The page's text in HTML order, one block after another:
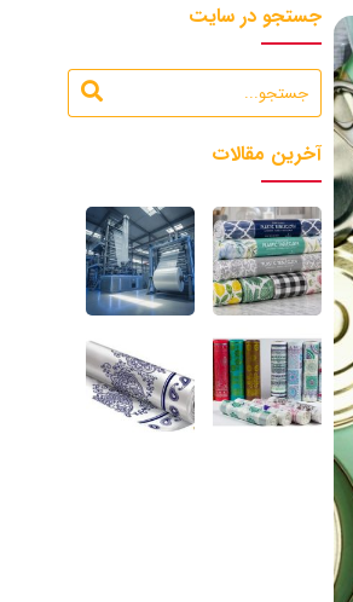
جستجو در سایت
آخرین مقالات